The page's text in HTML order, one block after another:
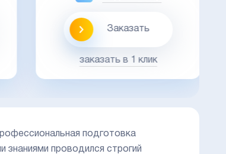
Заказать
заказать в 1 клик
подготовка
знаниями проводился строгий